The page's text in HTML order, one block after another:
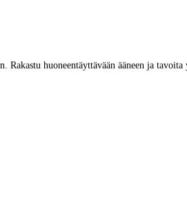
huoneentäyttävään ääneen ja